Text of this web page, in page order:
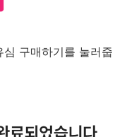
구매하기를 눌러줍